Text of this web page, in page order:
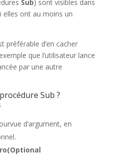
Sub) sont visibles dans
elles ont au moins un
préférable d’en cacher
que l’utilisateur lance
par une autre
Sub ?
d’argument, en